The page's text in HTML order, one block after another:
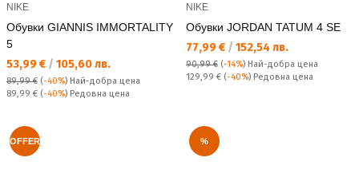
NIKE
Обувки GIANNIS IMMORTALITY
5
Текуща цена:
53,99 € / 105,60 лв.
89,99 € (-40%) Най-добра цена
Редовна цена:
89,99 € (-40%) Редовна цена
NIKE
Обувки JORDAN TATUM 4 SE
Текуща цена:
77,99 € / 152,54 лв.
90,99 € (-14%) Най-добра цена
Редовна цена:
129,99 € (-40%) Редовна цена
OFFER %